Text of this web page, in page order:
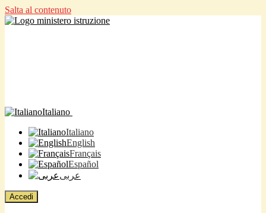
Salta al contenuto
Italiano
Italiano
English
Français
Español
عربى
Accedi